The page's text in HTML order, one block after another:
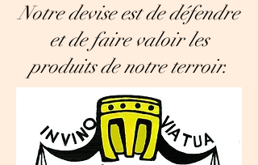
Notre devise est de défendre
et de faire valoir les
produits de notre terroir.